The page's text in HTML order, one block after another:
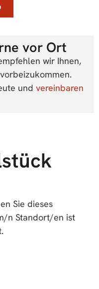
vor Ort
wir Ihnen,
und vereinbaren
Sie dieses
n Standort/en ist